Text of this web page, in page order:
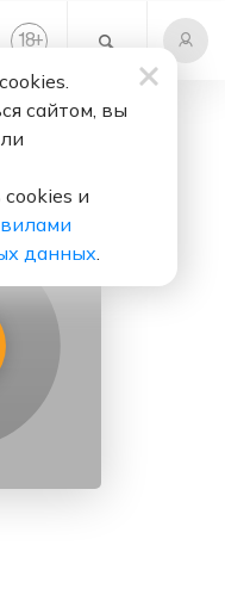
18+
- радио
сайтом, вы
и
данных.